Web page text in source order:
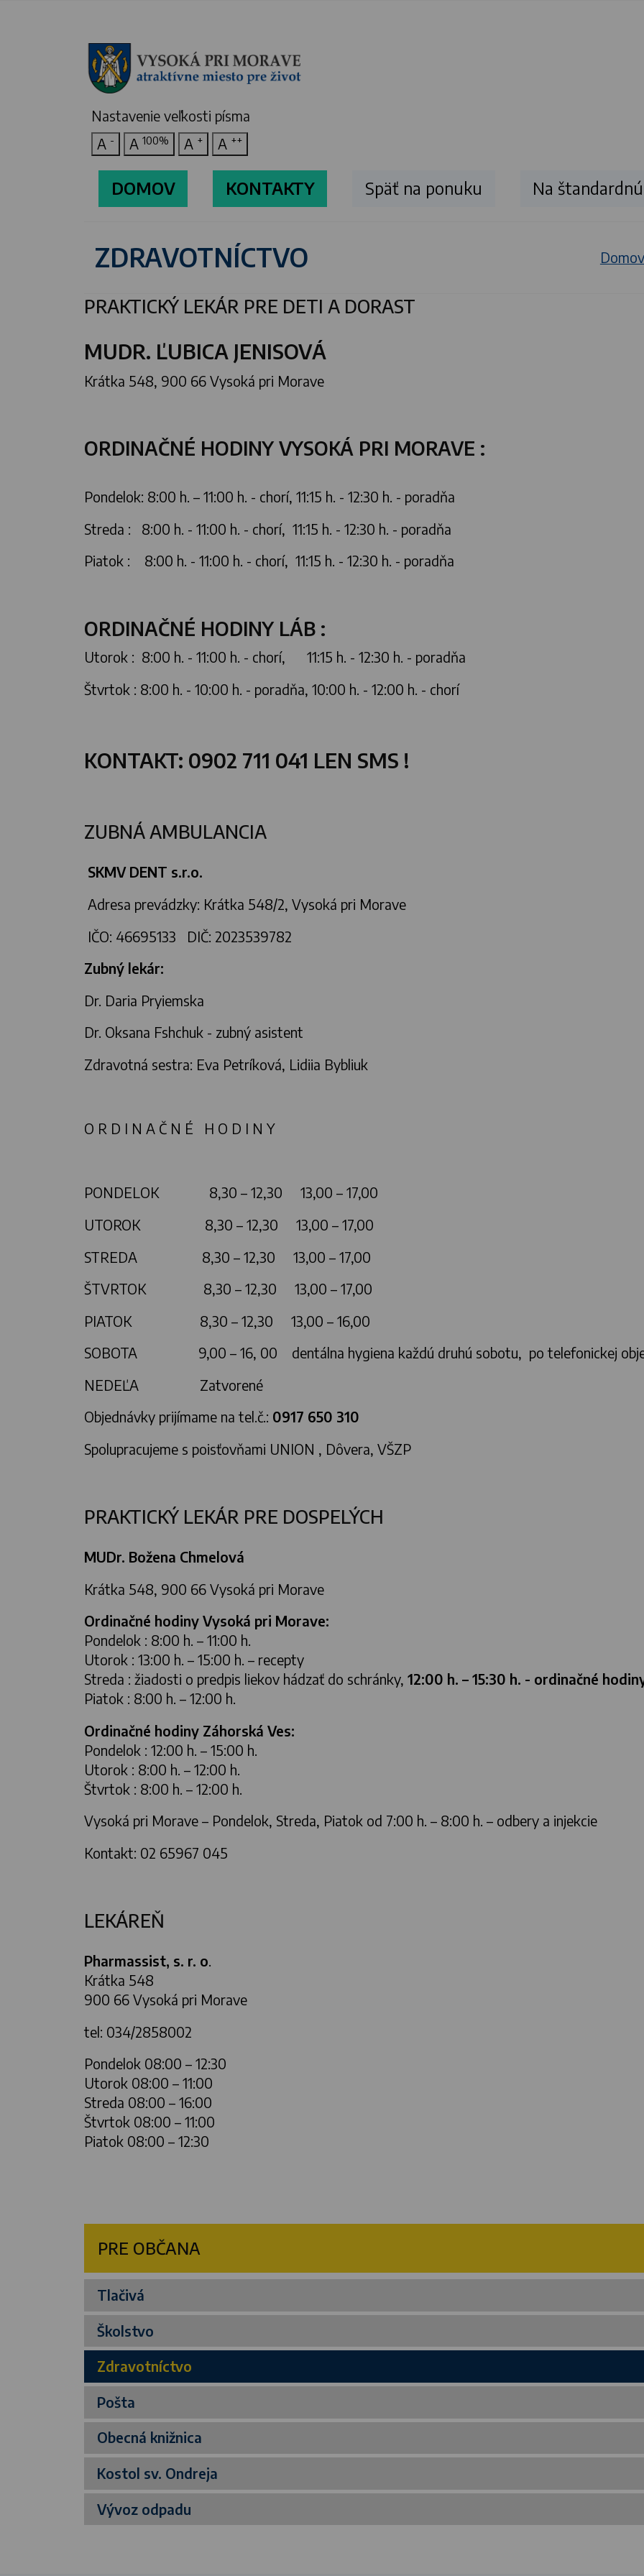
Nastavenie veľkosti písma
A - A100% A + A ++
DOMOV KONTAKTY Späť na ponuku Na
ZDRAVOTNÍCTVO Domov
PRAKTICKÝ LEKÁR PRE DETI A DORAST
MUDR. ĽUBICA JENISOVÁ
Krátka 548, 900 66 Vysoká pri Morave
ORDINAČNÉ HODINY VYSOKÁ PRI MORAVE :
Pondelok: 8:00 h. – 11:00 h. - chorí, 11:15 h. - 12:30 h. - poradňa
Streda : 8:00 h. - 11:00 h. - chorí, 11:15 h. - 12:30 h. - poradňa
Piatok : 8:00 h. - 11:00 h. - chorí, 11:15 h. - 12:30 h. - poradňa
ORDINAČNÉ HODINY LÁB :
Utorok : 8:00 h. - 11:00 h. - chorí, 11:15 h. - 12:30 h. - poradňa
Štvrtok : 8:00 h. - 10:00 h. - poradňa, 10:00 h. - 12:00 h. - chorí
KONTAKT: 0902 711 041 LEN SMS !
ZUBNÁ AMBULANCIA
SKMV DENT s.r.o.
Adresa prevádzky: Krátka 548/2, Vysoká pri Morave
IČO: 46695133 DIČ: 2023539782
Zubný lekár:
Dr. Daria Pryiemska
Dr. Oksana Fshchuk - zubný asistent
Zdravotná sestra: Eva Petríková, Lidiia Bybliuk
O R D I N A Č N É H O D I N Y
PONDELOK 8,30 – 12,30 13,00 – 17,00
UTOROK 8,30 – 12,30 13,00 – 17,00
STREDA 8,30 – 12,30 13,00 – 17,00
ŠTVRTOK 8,30 – 12,30 13,00 – 17,00
PIATOK 8,30 – 12,30 13,00 – 16,00
SOBOTA 9,00 – 16, 00 dentálna hygiena každú druhú sobotu, po telefonickej
NEDEĽA Zatvorené
Objednávky prijímame na tel.č.: 0917 650 310
Spolupracujeme s poisťovňami UNION , Dôvera, VŠZP
PRAKTICKÝ LEKÁR PRE DOSPELÝCH
MUDr. Božena Chmelová
Krátka 548, 900 66 Vysoká pri Morave
Ordinačné hodiny Vysoká pri Morave:
Pondelok : 8:00 h. – 11:00 h.
Utorok : 13:00 h. – 15:00 h. – recepty
Streda : žiadosti o predpis liekov hádzať do schránky, 12:00 h. – 15:30 h. - ordinačné
Piatok : 8:00 h. – 12:00 h.
Ordinačné hodiny Záhorská Ves:
Pondelok : 12:00 h. – 15:00 h.
Utorok : 8:00 h. – 12:00 h.
Štvrtok : 8:00 h. – 12:00 h.
Vysoká pri Morave – Pondelok, Streda, Piatok od 7:00 h. – 8:00 h. – odbery a injekcie
Kontakt: 02 65967 045
LEKÁREŇ
Pharmassist, s. r. o.
Krátka 548
900 66 Vysoká pri Morave
tel: 034/2858002
Pondelok 08:00 – 12:30
Utorok 08:00 – 11:00
Streda 08:00 – 16:00
Štvrtok 08:00 – 11:00
Piatok 08:00 – 12:30
PRE OBČANA
Tlačivá
Školstvo
Zdravotníctvo
Pošta
Obecná knižnica
Kostol sv. Ondreja
Vývoz odpadu